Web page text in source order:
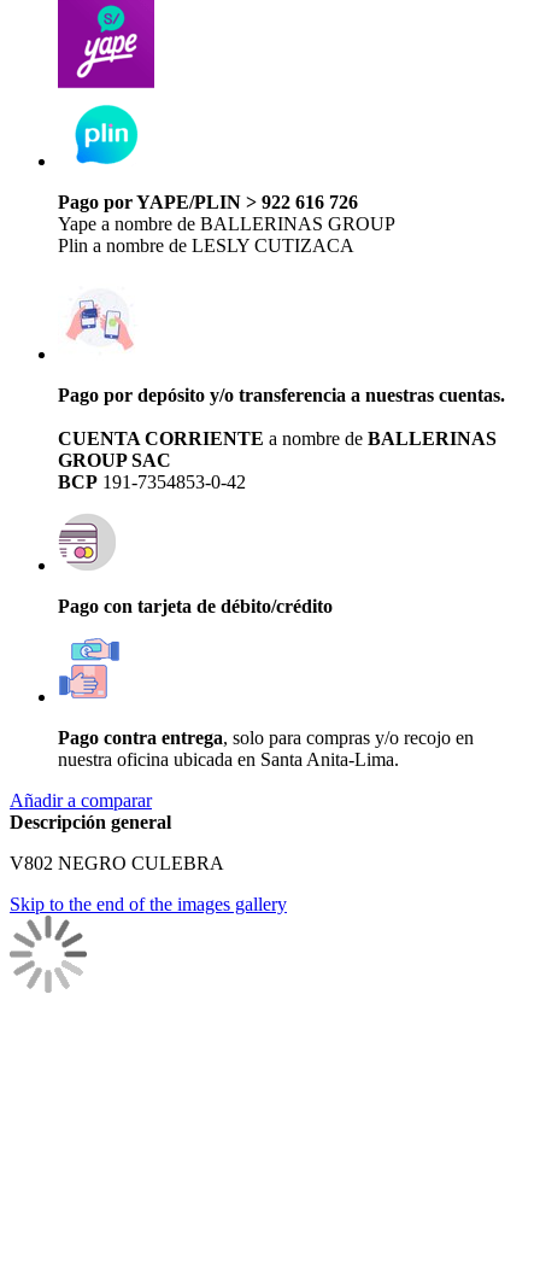
Pago por YAPE/PLIN > 922 616 726
Yape a nombre de BALLERINAS GROUP
Plin a nombre de LESLY CUTIZACA
Pago por depósito y/o transferencia a nuestras cuentas.
CUENTA CORRIENTE a nombre de BALLERINAS
GROUP SAC
BCP 191-7354853-0-42
Pago con tarjeta de débito/crédito
Pago contra entrega, solo para compras y/o recojo en
nuestra oficina ubicada en Santa Anita-Lima.
Añadir a comparar
Descripción general
V802 NEGRO CULEBRA
Skip to the end of the images gallery